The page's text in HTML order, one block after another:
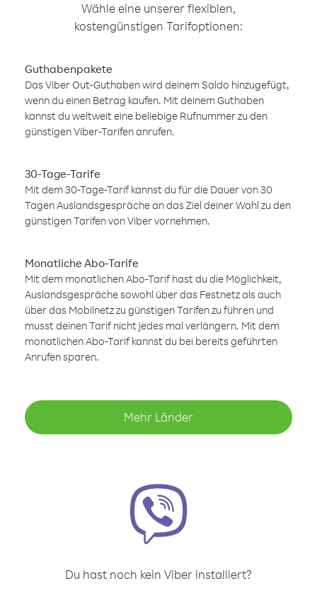
Wähle eine unserer flexiblen,
kostengünstigen Tarifoptionen:
Guthabenpakete
Das Viber Out-Guthaben wird deinem Saldo hinzugefügt,
wenn du einen Betrag kaufen. Mit deinem Guthaben
kannst du weltweit eine beliebige Rufnummer zu den
günstigen Viber-Tarifen anrufen.
30-Tage-Tarife
Mit dem 30-Tage-Tarif kannst du für die Dauer von 30
Tagen Auslandsgespräche an das Ziel deiner Wahl zu den
günstigen Tarifen von Viber vornehmen.
Monatliche Abo-Tarife
Mit dem monatlichen Abo-Tarif hast du die Möglichkeit,
Auslandsgespräche sowohl über das Festnetz als auch
über das Mobilnetz zu günstigen Tarifen zu führen und
musst deinen Tarif nicht jedes mal verlängern. Mit dem
monatlichen Abo-Tarif kannst du bei bereits geführten
Anrufen sparen.
Mehr Länder
Du hast noch kein Viber installiert?